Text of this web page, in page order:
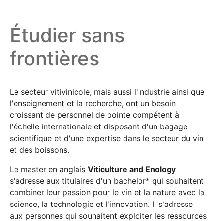
Étudier sans
frontières
Le secteur vitivinicole, mais aussi l'industrie ainsi que
l'enseignement et la recherche, ont un besoin
croissant de personnel de pointe compétent à
l'échelle internationale et disposant d'un bagage
scientifique et d'une expertise dans le secteur du vin
et des boissons.
Le master en anglais Viticulture and Enology
s'adresse aux titulaires d'un bachelor* qui souhaitent
combiner leur passion pour le vin et la nature avec la
science, la technologie et l'innovation. Il s'adresse
aux personnes qui souhaitent exploiter les ressources